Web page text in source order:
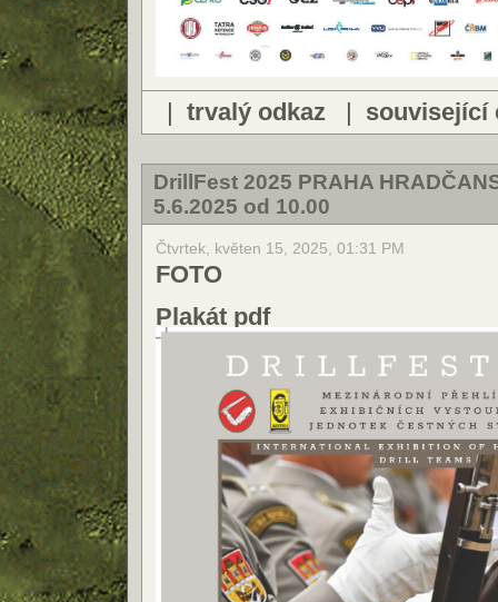
| trvalý odkaz | související
DrillFest 2025 PRAHA
5.6.2025 od 10.00
Čtvrtek, květen 15, 2025, 01:31 PM
FOTO
Plakát pdf